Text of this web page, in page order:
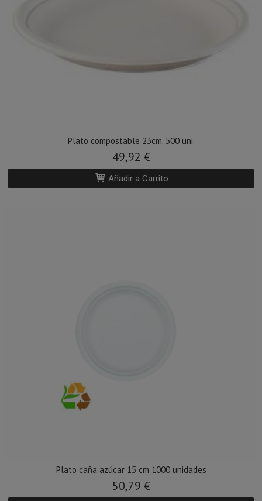
Plato compostable 23cm. 500 uni.
49,92 €
Añadir a Carrito
Plato caña azúcar 15 cm 1000 unidades
50,79 €